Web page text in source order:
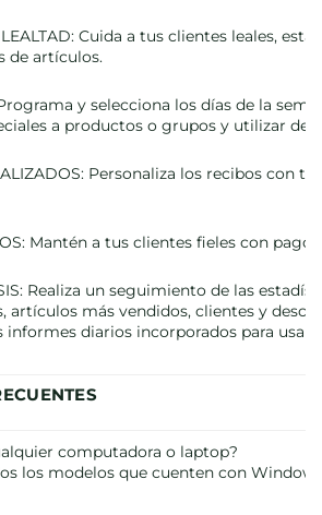
Cuida a tus clientes leales,
de artículos.
y selecciona los días de la
a productos o grupos y utilizar
Personaliza los recibos con
Mantén a tus clientes fieles con
Realiza un seguimiento de las
artículos más vendidos, clientes y
informes diarios incorporados para
computadora o laptop?
los modelos que cuenten con Windows